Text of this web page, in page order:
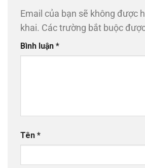
Email của bạn sẽ không được
khai. Các trường bắt buộc
Bình luận *
Tên *